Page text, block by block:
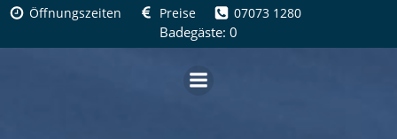
Zum
Inhalt
springen
Öffnungszeiten Preise 07073 1280
Badegäste: 0